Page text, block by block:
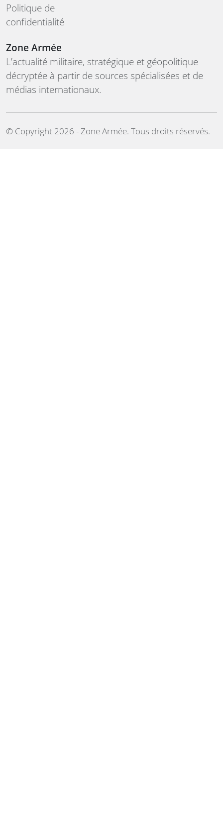
Politique de
confidentialité
Zone Armée
L’actualité militaire, stratégique et géopolitique
décryptée à partir de sources spécialisées et de
médias internationaux.
©️ Copyright 2026 - Zone Armée. Tous droits réservés.